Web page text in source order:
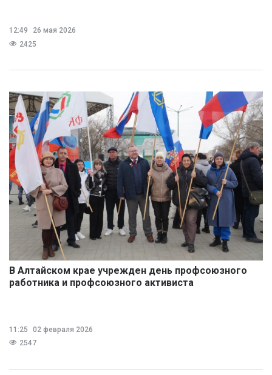
12:49
26 мая 2026
2425
В Алтайском крае учрежден день профсоюзного
работника и профсоюзного активиста
11:25
02 февраля 2026
2547